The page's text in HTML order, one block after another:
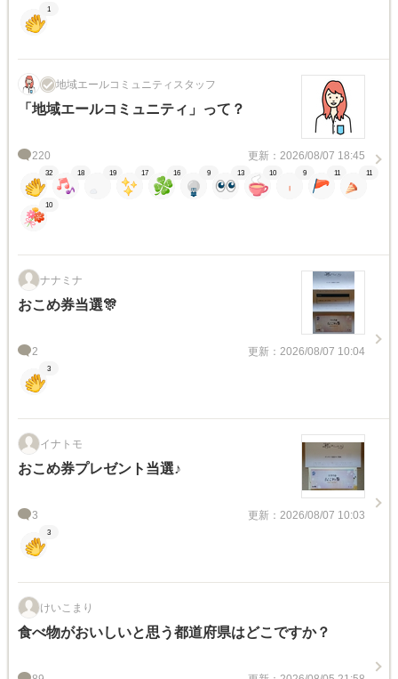
1
地域エールコミュニティスタッフ
「地域エールコミュニティ」って？
220 更新：2026/08/07 18:45
32 18 19 17 16 9 13 10 9 11 11
10
ナナミナ
おこめ券当選🎊
2 更新：2026/08/07 10:04
3
イナトモ
おこめ券プレゼント当選♪
3 更新：2026/08/07 10:03
3
けいこまり
食べ物がおいしいと思う都道府県はどこですか？